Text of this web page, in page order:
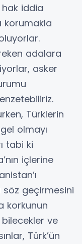
hak iddia
korumakla
adalara
asker
Türklerin
olmayı
tabi ki
içlerine
söz geçirmesini
korkunun
bilecekler ve
Türk’ün